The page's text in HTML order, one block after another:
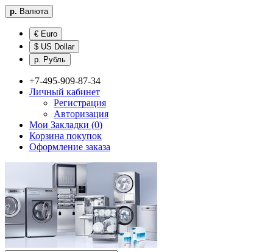
р. Валюта
€ Euro
$ US Dollar
р. Рубль
+7-495-909-87-34
Личный кабинет
Регистрация
Авторизация
Мои Закладки (0)
Корзина покупок
Оформление заказа